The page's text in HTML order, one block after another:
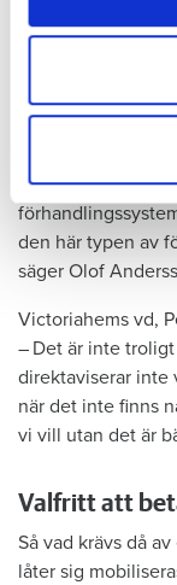
du har använt
det här fallet.
Och Trianons vd
att runda
– Det är klart att
betalade. Jag
förespråkar inte
den här typen av
säger Olof
Victoriahems vd,
– Det är inte
direktaviserar inte
när det inte finns
vi vill utan det är
Valfritt att
Så vad krävs då
låter sig